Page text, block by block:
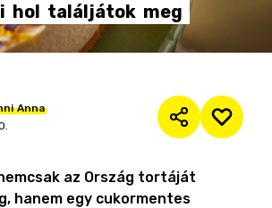
hol találjátok meg
Anna
az Ország tortáját
hanem egy cukormentes